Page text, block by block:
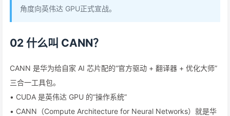
角度向英伟达 GPU正式宣战。
02 什么叫 CANN？
CANN 是华为给自家 AI 芯片配的“官方驱动 + 翻译器 + 优化大师”
三合一工具包。
• CUDA 是英伟达 GPU 的“操作系统”
• CANN（Compute Architecture for Neural Networks）就是华